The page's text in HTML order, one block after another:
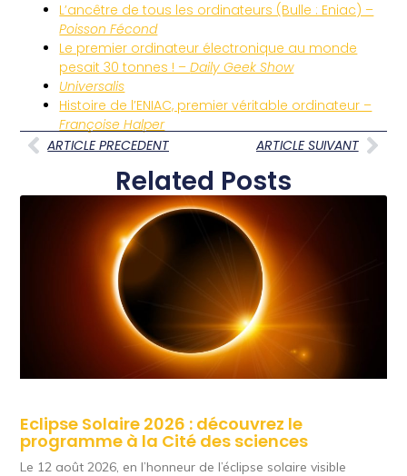
L’ancêtre de tous les ordinateurs (Bulle : Eniac) –
Poisson Fécond
Le premier ordinateur électronique au monde
pesait 30 tonnes ! –Daily Geek Show
Universalis
Histoire de l’ENIAC, premier véritable ordinateur –
Françoise Halper
ARTICLE PRECEDENT
ARTICLE SUIVANT
Related Posts
Eclipse Solaire 2026 : découvrez le
programme à la Cité des sciences
Le 12 août 2026, en l’honneur de l’éclipse solaire visible